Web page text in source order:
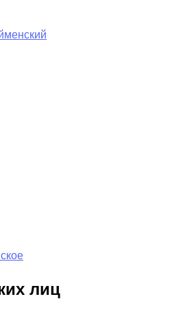
лиц